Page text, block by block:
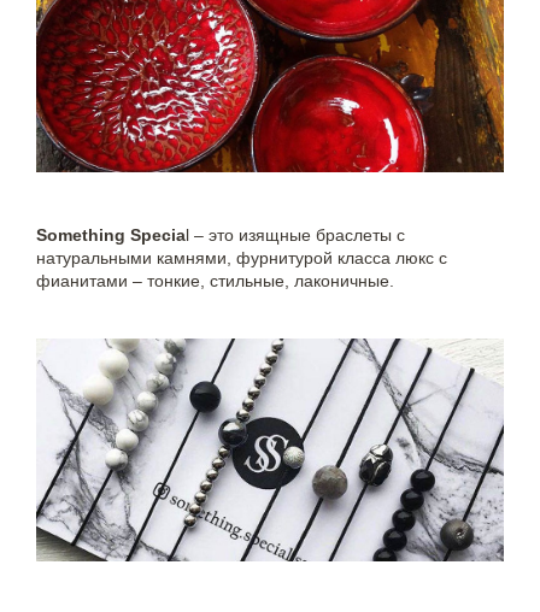
Something Special – это изящные браслеты с
натуральными камнями, фурнитурой класса люкс с
фианитами – тонкие, стильные, лаконичные.